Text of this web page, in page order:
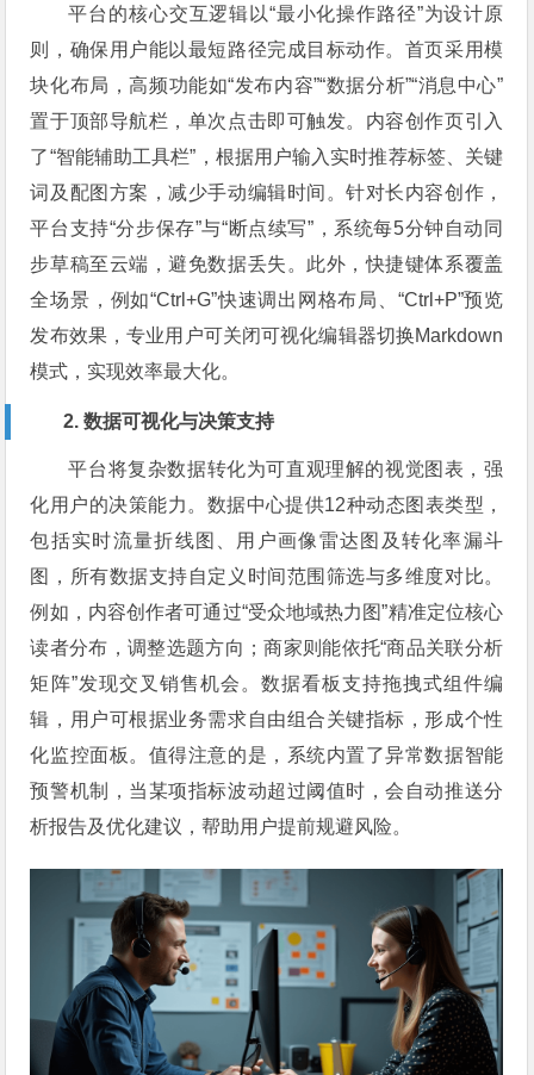
平台的核心交互逻辑以“最小化操作路径”为设计原
则，确保用户能以最短路径完成目标动作。首页采用模
块化布局，高频功能如“发布内容”“数据分析”“消息中心”
置于顶部导航栏，单次点击即可触发。内容创作页引入
了“智能辅助工具栏”，根据用户输入实时推荐标签、关键
词及配图方案，减少手动编辑时间。针对长内容创作，
平台支持“分步保存”与“断点续写”，系统每5分钟自动同
步草稿至云端，避免数据丢失。此外，快捷键体系覆盖
全场景，例如“Ctrl+G”快速调出网格布局、“Ctrl+P”预览
发布效果，专业用户可关闭可视化编辑器切换Markdown
模式，实现效率最大化。
2. 数据可视化与决策支持
平台将复杂数据转化为可直观理解的视觉图表，强
化用户的决策能力。数据中心提供12种动态图表类型，
包括实时流量折线图、用户画像雷达图及转化率漏斗
图，所有数据支持自定义时间范围筛选与多维度对比。
例如，内容创作者可通过“受众地域热力图”精准定位核心
读者分布，调整选题方向；商家则能依托“商品关联分析
矩阵”发现交叉销售机会。数据看板支持拖拽式组件编
辑，用户可根据业务需求自由组合关键指标，形成个性
化监控面板。值得注意的是，系统内置了异常数据智能
预警机制，当某项指标波动超过阈值时，会自动推送分
析报告及优化建议，帮助用户提前规避风险。